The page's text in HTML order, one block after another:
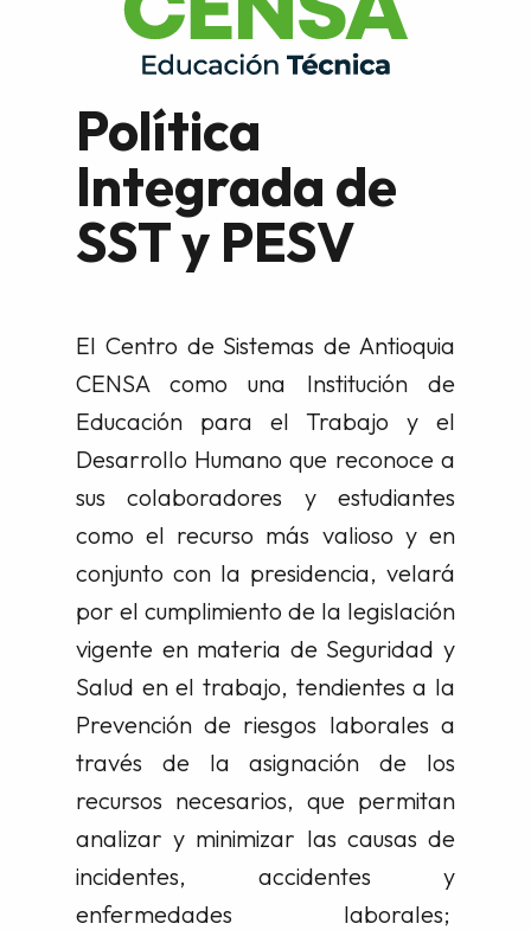
Política
Integrada de
SST y PESV
El Centro de Sistemas de Antioquia
CENSA como una Institución de
Educación para el Trabajo y el
Desarrollo Humano que reconoce a
sus colaboradores y estudiantes
como el recurso más valioso y en
conjunto con la presidencia, velará
por el cumplimiento de la legislación
vigente en materia de Seguridad y
Salud en el trabajo, tendientes a la
Prevención de riesgos laborales a
través de la asignación de los
recursos necesarios, que permitan
analizar y minimizar las causas de
incidentes, accidentes y
enfermedades laborales;